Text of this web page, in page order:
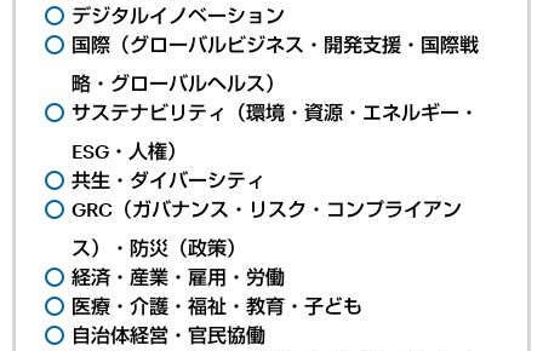
デジタルイノベーション
国際（グローバルビジネス・開発支援・国際戦
略・グローバルヘルス）
サステナビリティ（環境・資源・エネルギー・
ESG・人権）
共生・ダイバーシティ
GRC（ガバナンス・リスク・コンプライアン
ス）・防災（政策）
経済・産業・雇用・労働
医療・介護・福祉・教育・子ども
自治体経営・官民協働